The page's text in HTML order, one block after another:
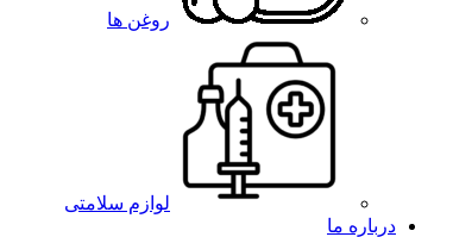
روغن ها
لوازم سلامتی
درباره ما